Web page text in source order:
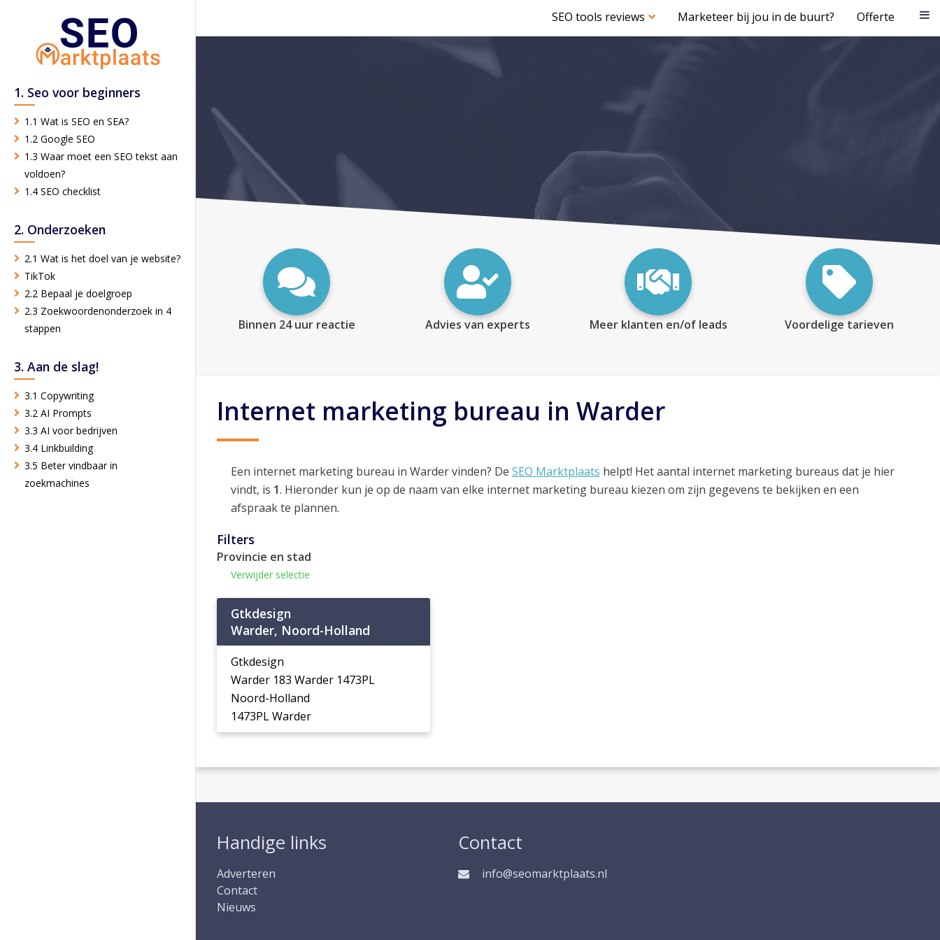
SEO tools reviews Marketeer bij jou in de buurt? Offerte
1. Seo voor beginners
1.1 Wat is SEO en SEA?
1.2 Google SEO
1.3 Waar moet een SEO tekst aan
voldoen?
1.4 SEO checklist
2. Onderzoeken
2.1 Wat is het doel van je website?
TikTok
2.2 Bepaal je doelgroep
2.3 Zoekwoordenonderzoek in 4
stappen
3. Aan de slag!
3.1 Copywriting
3.2 AI Prompts
3.3 AI voor bedrijven
3.4 Linkbuilding
3.5 Beter vindbaar in
zoekmachines
Binnen 24 uur reactie Advies van experts Meer klanten en/of leads Voordelige tarieven
Internet marketing bureau in Warder
Een internet marketing bureau in Warder vinden? De SEO Marktplaats helpt! Het aantal internet marketing bureaus dat je hier
vindt, is 1. Hieronder kun je op de naam van elke internet marketing bureau kiezen om zijn gegevens te bekijken en een
afspraak te plannen.
Filters
Provincie en stad
Verwijder selectie
Gtkdesign
Warder, Noord-Holland
Gtkdesign
Warder 183 Warder 1473PL
Noord-Holland
1473PL Warder
Handige links
Adverteren
Contact
Nieuws
Contact
info@seomarktplaats.nl